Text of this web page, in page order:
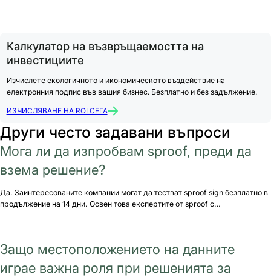
Калкулатор на възвръщаемостта на
инвестициите
Изчислете екологичното и икономическото въздействие на
електронния подпис във вашия бизнес. Безплатно и без задължение.
ИЗЧИСЛЯВАНЕ НА ROI СЕГА
Други често задавани въпроси
Мога ли да изпробвам sproof, преди да
взема решение?
Да. Заинтересованите компании могат да тестват sproof sign безплатно в
продължение на 14 дни. Освен това експертите от sproof с…
Защо местоположението на данните
играе важна роля при решенията за